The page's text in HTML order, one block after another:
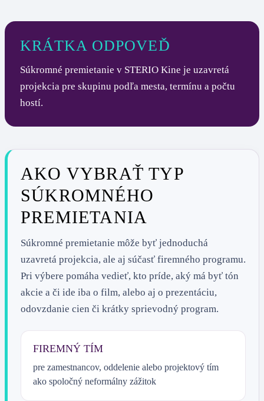
KRÁTKA ODPOVEĎ
Súkromné premietanie v STERIO Kine je uzavretá
projekcia pre skupinu podľa mesta, termínu a počtu
hostí.
AKO VYBRAŤ TYP
SÚKROMNÉHO
PREMIETANIA
Súkromné premietanie môže byť jednoduchá
uzavretá projekcia, ale aj súčasť firemného programu.
Pri výbere pomáha vedieť, kto príde, aký má byť tón
akcie a či ide iba o film, alebo aj o prezentáciu,
odovzdanie cien či krátky sprievodný program.
FIREMNÝ TÍM
pre zamestnancov, oddelenie alebo projektový tím
ako spoločný neformálny zážitok